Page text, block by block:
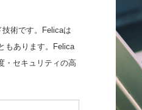
術です。Felicaは
もあります。Felica
・セキュリティの高